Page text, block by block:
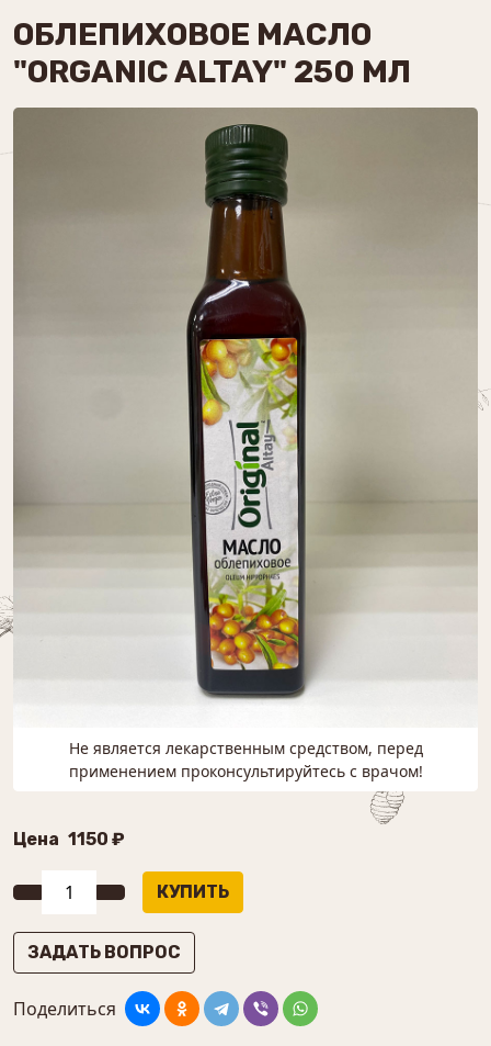
ОБЛЕПИХОВОЕ МАСЛО
"ORGANIC ALTAY" 250 МЛ
Не является лекарственным средством, перед
применением проконсультируйтесь с врачом!
Цена 1150 ₽
ЗАДАТЬ ВОПРОС
Поделиться